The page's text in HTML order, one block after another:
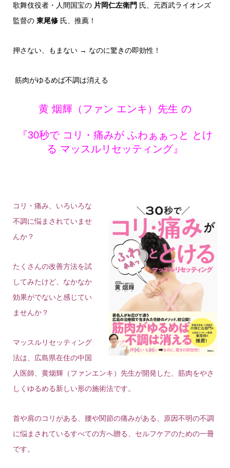
歌舞伎役者・人間国宝の 片岡仁左衛門 氏、元西武ライオンズ
監督の 東尾修 氏、推薦！
押さない、もまない → なのに驚きの即効性！
筋肉がゆるめば不調は消える
黄 烟輝（ファン エンキ）先生 の
『30秒で コリ・痛みが ふわぁぁっと とけ
る マッスルリセッティング』
コリ・痛み、いろいろな
不調に悩まされていませ
んか？
たくさんの改善方法を試
してみたけど、なかなか
効果がでないと感じてい
ませんか？
マッスルリセッティング
法は、広島県在住の中国
人医師、黄烟輝（ファンエンキ）先生が開発した、筋肉をやさ
しくゆるめる新しい形の施術法です。
首や肩のコリがある、腰や関節の痛みがある、原因不明の不調
に悩まされているすべての方へ贈る、セルフケアのための一冊
です。